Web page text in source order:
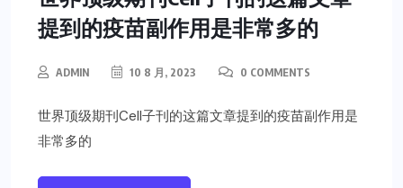
提到的疫苗副作用是非常多的
ADMIN 10 8 月, 2023 0 COMMENTS
世界顶级期刊Cell子刊的这篇文章提到的疫苗副作用是
非常多的